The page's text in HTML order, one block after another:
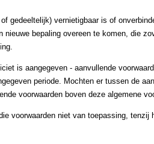
gedeeltelijk) vernietigbaar is of
bepaling overeen te komen, die
is aangegeven - aanvullende
periode. Mochten er tussen de
voorwaarden boven deze algemene
voorwaarden niet van toepassing,